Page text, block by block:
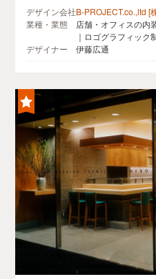
デザイン会社B-PROJECT.co.,ltd [
業種・業態
店舗・オフィスの内
｜ロゴグラフィック
デザイナー
伊藤広通